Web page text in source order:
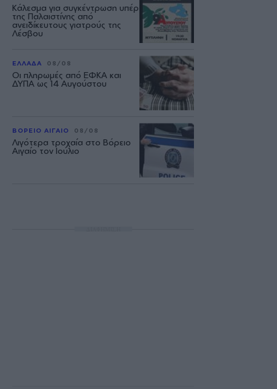
Κάλεσμα για συγκέντρωση υπέρ
της Παλαιστίνης από
ανειδίκευτους γιατρούς της
Λέσβου
ΕΛΛΑΔΑ 08/08
Οι πληρωμές από ΕΦΚΑ και
ΔΥΠΑ ως 14 Αυγούστου
ΒΟΡΕΙΟ ΑΙΓΑΙΟ 08/08
Λιγότερα τροχαία στο Βόρειο
Αιγαίο τον Ιούλιο